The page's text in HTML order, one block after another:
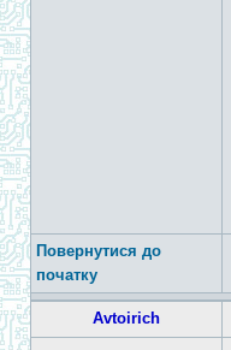
Повернутися до
початку
Avtoirich